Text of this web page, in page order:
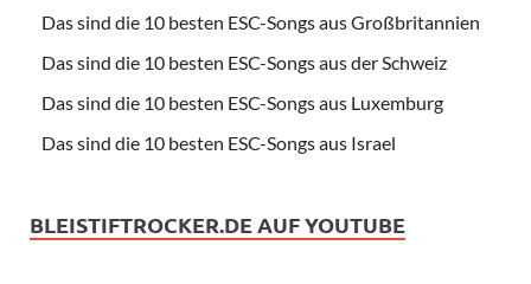
Das sind die 10 besten ESC-Songs aus Großbritannien
Das sind die 10 besten ESC-Songs aus der Schweiz
Das sind die 10 besten ESC-Songs aus Luxemburg
Das sind die 10 besten ESC-Songs aus Israel
BLEISTIFTROCKER.DE AUF YOUTUBE